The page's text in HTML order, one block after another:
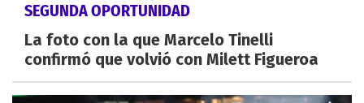
SEGUNDA OPORTUNIDAD
La foto con la que Marcelo Tinelli
confirmó que volvió con Milett Figueroa